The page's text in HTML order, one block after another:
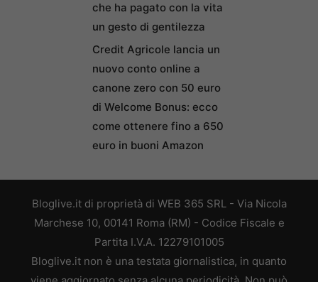
che ha pagato con la vita
un gesto di gentilezza
Credit Agricole lancia un
nuovo conto online a
canone zero con 50 euro
di Welcome Bonus: ecco
come ottenere fino a 650
euro in buoni Amazon
Bloglive.it di proprietà di WEB 365 SRL - Via Nicola
Marchese 10, 00141 Roma (RM) - Codice Fiscale e
Partita I.V.A. 12279101005
Bloglive.it non è una testata giornalistica, in quanto